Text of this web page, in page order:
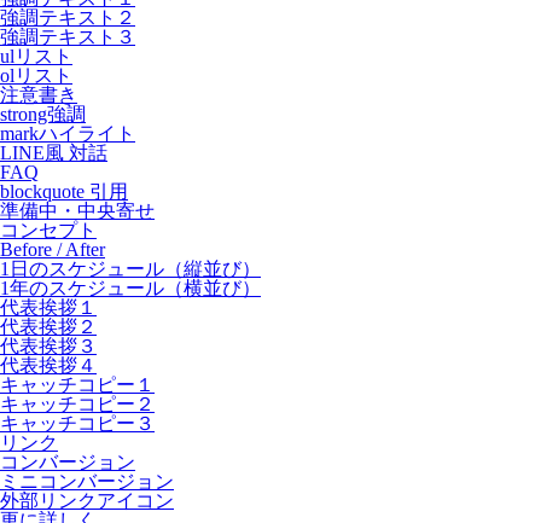
強調テキスト２
強調テキスト３
ulリスト
olリスト
注意書き
strong強調
markハイライト
LINE風 対話
FAQ
blockquote 引用
準備中・中央寄せ
コンセプト
Before / After
1日のスケジュール（縦並び）
1年のスケジュール（横並び）
代表挨拶１
代表挨拶２
代表挨拶３
代表挨拶４
キャッチコピー１
キャッチコピー２
キャッチコピー３
リンク
コンバージョン
ミニコンバージョン
外部リンクアイコン